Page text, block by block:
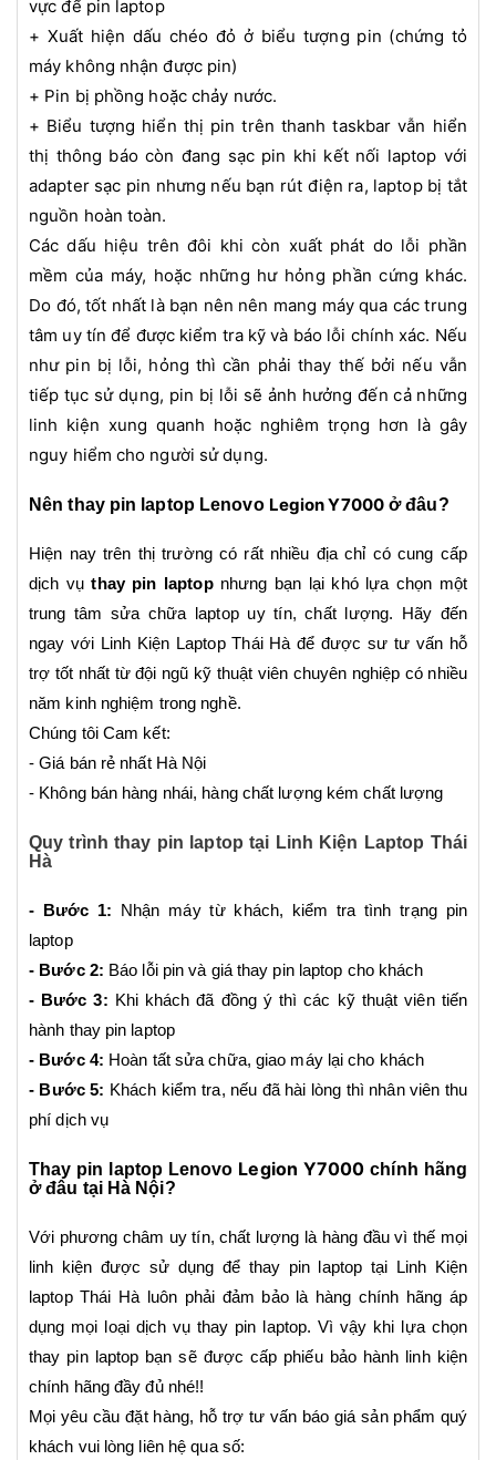
vực để pin laptop
+ Xuất hiện dấu chéo đỏ ở biểu tượng pin (chứng tỏ
máy không nhận được pin)
+ Pin bị phồng hoặc chảy nước.
+ Biểu tượng hiển thị pin trên thanh taskbar vẫn hiển
thị thông báo còn đang sạc pin khi kết nối laptop với
adapter sạc pin nhưng nếu bạn rút điện ra, laptop bị tắt
nguồn hoàn toàn.
Các dấu hiệu trên đôi khi còn xuất phát do lỗi phần
mềm của máy, hoặc những hư hỏng phần cứng khác.
Do đó, tốt nhất là bạn nên nên mang máy qua các trung
tâm uy tín để được kiểm tra kỹ và báo lỗi chính xác. Nếu
như pin bị lỗi, hỏng thì cần phải thay thế bởi nếu vẫn
tiếp tục sử dụng, pin bị lỗi sẽ ảnh hưởng đến cả những
linh kiện xung quanh hoặc nghiêm trọng hơn là gây
nguy hiểm cho người sử dụng.
Nên thay pin laptop Lenovo Legion Y7000ở đâu?
Hiện nay trên thị trường có rất nhiều địa chỉ có cung cấp
dịch vụthay pin laptop nhưng bạn lại khó lựa chọn một
trung tâmsửa chữa laptopuy tín, chất lượng. Hãy đến
ngay với Linh Kiện Laptop Thái Hà để được sư tư vấn hỗ
trợ tốt nhất từ đội ngũ kỹ thuật viên chuyên nghiệp có nhiều
năm kinh nghiệm trong nghề.
Chúng tôi Cam kết:
- Giá bán rẻ nhất Hà Nội
- Không bán hàng nhái, hàng chất lượng kém chất lượng
Quy trình thay pin laptop tại Linh Kiện Laptop Thái
Hà
- Bước 1: Nhận máy từ khách, kiểm tra tình trạng pin
laptop
- Bước 2: Báo lỗi pin và giá thay pin laptop cho khách
- Bước 3: Khi khách đã đồng ý thì các kỹ thuật viên tiến
hành thay pin laptop
- Bước 4: Hoàn tất sửa chữa, giao máy lại cho khách
- Bước 5: Khách kiểm tra, nếu đã hài lòng thì nhân viên thu
phí dịch vụ
Thay pin laptop Lenovo Legion Y7000chính hãng
ở đâu tại Hà Nội?
Với phương châm uy tín, chất lượng là hàng đầu vì thế mọi
linh kiện được sử dụng để thay pin laptop tại Linh Kiện
laptop Thái Hà luôn phải đảm bảo là hàng chính hãng áp
dụng mọi loại dịch vụ thay pin laptop. Vì vậy khi lựa chọn
thay pin laptop bạn sẽ được cấp phiếu bảo hành linh kiện
chính hãng đầy đủ nhé!!
Mọi yêu cầu đặt hàng, hỗ trợ tư vấn báo giá sản phẩm quý
khách vui lòng liên hệ qua số: